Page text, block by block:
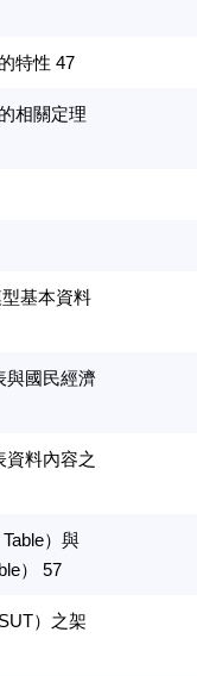
特性 47
相關定理
基本資料
與國民經濟
料內容之
）與
） 57
）之架